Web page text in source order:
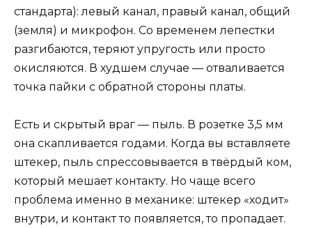
стандарта): левый канал, правый канал, общий
(земля) и микрофон. Со временем лепестки
разгибаются, теряют упругость или просто
окисляются. В худшем случае — отваливается
точка пайки с обратной стороны платы.
Есть и скрытый враг — пыль. В розетке 3,5 мм
она скапливается годами. Когда вы вставляете
штекер, пыль спрессовывается в твёрдый ком,
который мешает контакту. Но чаще всего
проблема именно в механике: штекер «ходит»
внутри, и контакт то появляется, то пропадает.